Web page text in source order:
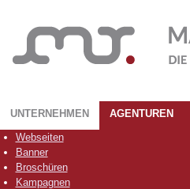
UNTERNEHMEN
AGENTUREN
Webseiten
Banner
Broschüren
Kampagnen